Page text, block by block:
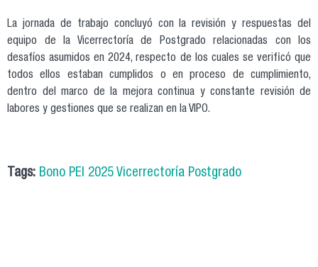
La jornada de trabajo concluyó con la revisión y respuestas del
equipo de la Vicerrectoría de Postgrado relacionadas con los
desafíos asumidos en 2024, respecto de los cuales se verificó que
todos ellos estaban cumplidos o en proceso de cumplimiento,
dentro del marco de la mejora continua y constante revisión de
labores y gestiones que se realizan en la VIPO.
Tags: Bono PEI 2025 Vicerrectoría Postgrado